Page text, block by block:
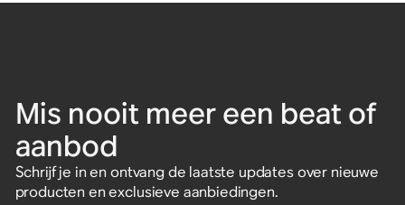
Set voor twee kamers
met Era 100
Meeslepende muziekset
Hifiset
Set voor twee kamers
met Era 100 SL
Indoor/Outdoor-set met
Sonos Play
Avonturenset met Sonos
Play
Mis nooit meer een beat of
aanbod
Schrijf je in en ontvang de laatste updates over nieuwe
producten en exclusieve aanbiedingen.